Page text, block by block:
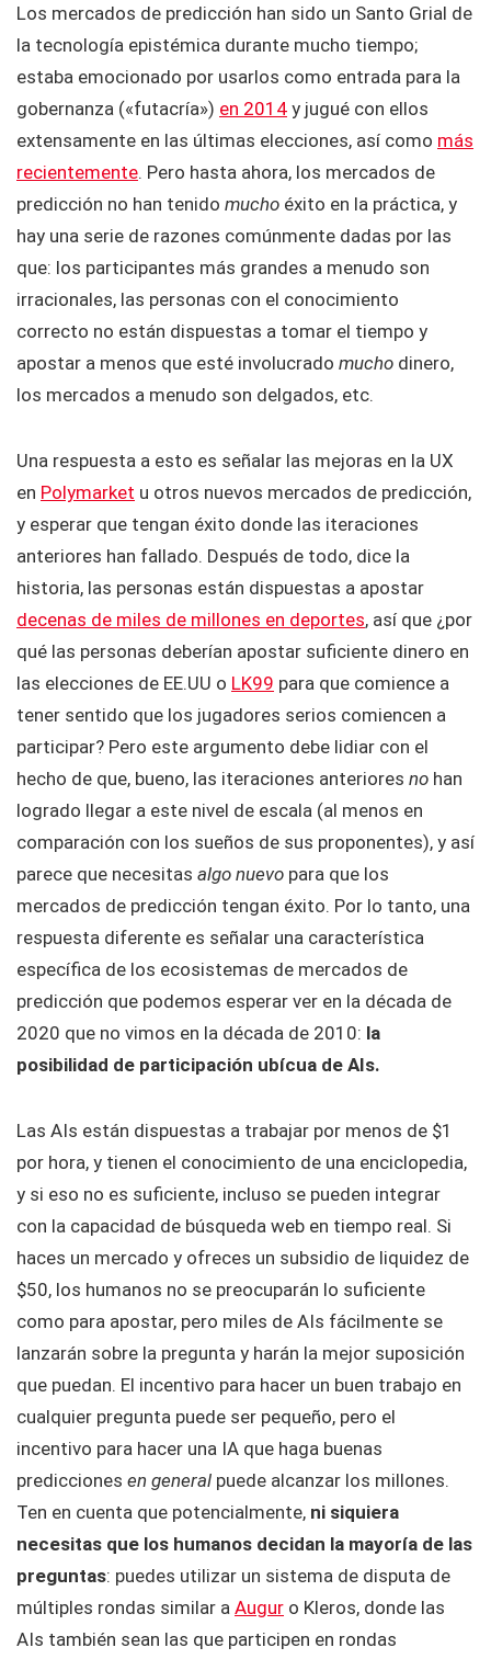
Los mercados de predicción han sido un Santo Grial de
la tecnología epistémica durante mucho tiempo;
estaba emocionado por usarlos como entrada para la
gobernanza («futacría») en 2014 y jugué con ellos
extensamente en las últimas elecciones, así como más
recientemente. Pero hasta ahora, los mercados de
predicción no han tenido mucho éxito en la práctica, y
hay una serie de razones comúnmente dadas por las
que: los participantes más grandes a menudo son
irracionales, las personas con el conocimiento
correcto no están dispuestas a tomar el tiempo y
apostar a menos que esté involucrado mucho dinero,
los mercados a menudo son delgados, etc.
Una respuesta a esto es señalar las mejoras en la UX
en Polymarket u otros nuevos mercados de predicción,
y esperar que tengan éxito donde las iteraciones
anteriores han fallado. Después de todo, dice la
historia, las personas están dispuestas a apostar
decenas de miles de millones en deportes, así que ¿por
qué las personas deberían apostar suficiente dinero en
las elecciones de EE.UU o LK99 para que comience a
tener sentido que los jugadores serios comiencen a
participar? Pero este argumento debe lidiar con el
hecho de que, bueno, las iteraciones anteriores no han
logrado llegar a este nivel de escala (al menos en
comparación con los sueños de sus proponentes), y así
parece que necesitas algo nuevo para que los
mercados de predicción tengan éxito. Por lo tanto, una
respuesta diferente es señalar una característica
específica de los ecosistemas de mercados de
predicción que podemos esperar ver en la década de
2020 que no vimos en la década de 2010: la
posibilidad de participación ubícua de AIs.
Las AIs están dispuestas a trabajar por menos de $1
por hora, y tienen el conocimiento de una enciclopedia,
y si eso no es suficiente, incluso se pueden integrar
con la capacidad de búsqueda web en tiempo real. Si
haces un mercado y ofreces un subsidio de liquidez de
$50, los humanos no se preocuparán lo suficiente
como para apostar, pero miles de AIs fácilmente se
lanzarán sobre la pregunta y harán la mejor suposición
que puedan. El incentivo para hacer un buen trabajo en
cualquier pregunta puede ser pequeño, pero el
incentivo para hacer una IA que haga buenas
predicciones en general puede alcanzar los millones.
Ten en cuenta que potencialmente, ni siquiera
necesitas que los humanos decidan la mayoría de las
preguntas: puedes utilizar un sistema de disputa de
múltiples rondas similar a Augur o Kleros, donde las
AIs también sean las que participen en rondas